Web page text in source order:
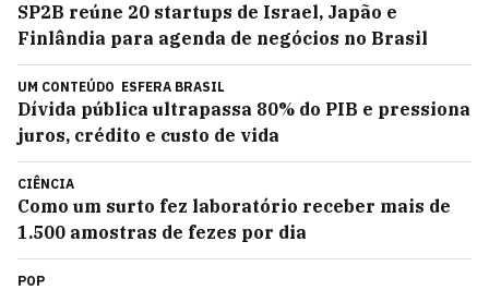
SP2B reúne 20 startups de Israel, Japão e
Finlândia para agenda de negócios no Brasil
UM CONTEÚDO ESFERA BRASIL
Dívida pública ultrapassa 80% do PIB e pressiona
juros, crédito e custo de vida
CIÊNCIA
Como um surto fez laboratório receber mais de
1.500 amostras de fezes por dia
POP